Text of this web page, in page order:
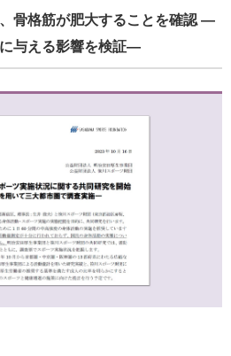
いるのか？客観的データがない
用いた国内初の全国調査 厚労…
記憶も優れる：新たな脳内メカ
骨格筋が肥大することを確認 ―
与える影響を検証―